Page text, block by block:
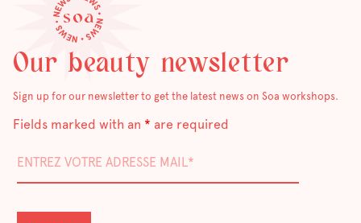
Our beauty newsletter
Sign up for our newsletter to get the latest news on Soa workshops.
Fields marked with an * are required